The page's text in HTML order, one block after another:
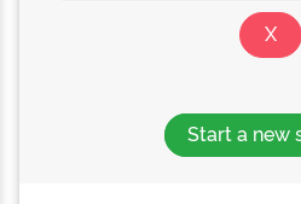
Start a new